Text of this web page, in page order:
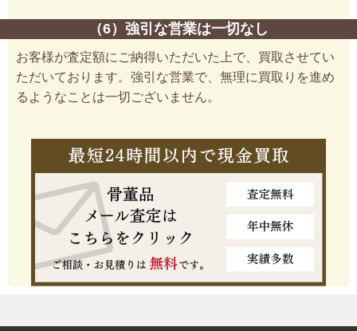
（6）強引な営業は一切なし
お客様が査定額にご納得いただいた上で、買取させてい
ただいております。強引な営業で、無理に買取りを進め
るようなことは一切ございません。